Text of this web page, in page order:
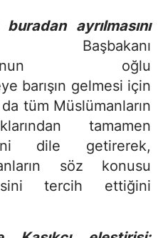
ayrılmasını
oğlu
barışın gelmesi için
tüm Müslümanların
tamamen
dile getirerek,
söz konusu
tercih ettiğini